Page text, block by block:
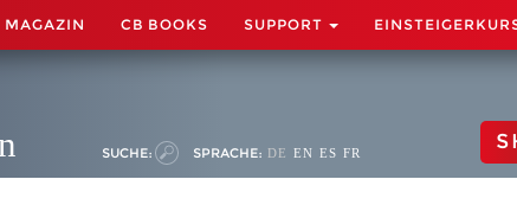
MAGAZIN CB BOOKS SUPPORT
SUCHE: SPRACHE: DE EN ES FR